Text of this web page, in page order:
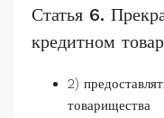
Статья 6.
кредитном
2)
товарищества